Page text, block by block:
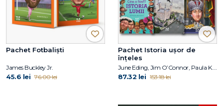
Pachet Fotbaliști
James Buckley Jr.
45.6 lei 76.00 lei
Pachet Istoria ușor de
înțeles
June Eding, Jim O’Connor, Paula K. Manzanero, Janet B. Pascal, Pam Pollack, Meg Belviso
87.32 lei 153.18 lei